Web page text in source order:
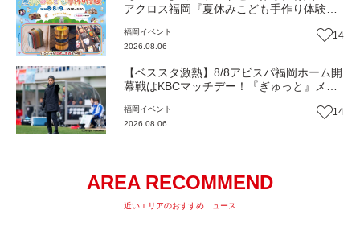
アクロス福岡『夏休みこども手作り体験』
中央区）【イベント】
福岡 イベント
2026.08.06
14
【ベススタ激熱】8/8アビスパ福岡ホーム開
幕戦はKBCマッチデー！『ぎゅっと』メン
福岡 イベント
2026.08.06
14
AREA RECOMMEND
近いエリアのおすすめニュース